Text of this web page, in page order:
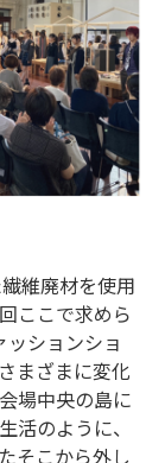
維廃材を使用
ここで求めら
ションショ
まざまに変化
場中央の島に
活のように、
そこから外し